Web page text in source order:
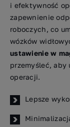
i efektywność
zapewnienie
roboczych, co
wózków
ustawienie w
przemyśleć, aby
operacji.
Lepsze